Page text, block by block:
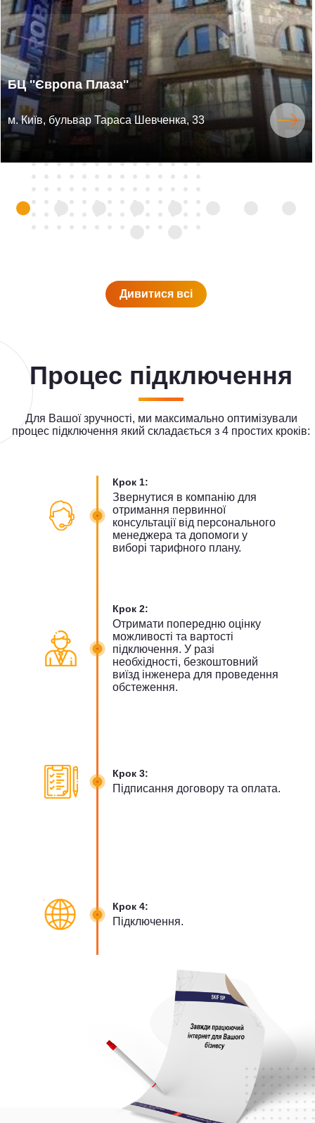
БЦ ''Європа Плаза''
м. Київ, бульвар Тараса Шевченка, 33
Дивитися всi
Процес підключення
Для Вашої зручності, ми максимально оптимізували
процес підключення який складається з 4 простих кроків:
Крок 1:
Звернутися в компанію для
отримання первинної
консультації від персонального
менеджера та допомоги у
виборі тарифного плану.
Крок 2:
Отримати попередню оцінку
можливості та вартості
підключення. У разі
необхідності, безкоштовний
виїзд інженера для проведення
обстеження.
Крок 3:
Підписання договору та оплата.
Крок 4:
Підключення.